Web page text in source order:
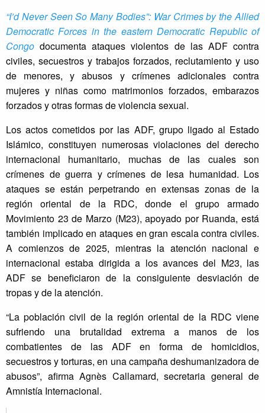
“I’d Never Seen So Many Bodies”: War Crimes by the Allied
Democratic Forces in the eastern Democratic Republic of
Congo documenta ataques violentos de las ADF contra
civiles, secuestros y trabajos forzados, reclutamiento y uso
de menores, y abusos y crímenes adicionales contra
mujeres y niñas como matrimonios forzados, embarazos
forzados y otras formas de violencia sexual.
Los actos cometidos por las ADF, grupo ligado al Estado
Islámico, constituyen numerosas violaciones del derecho
internacional humanitario, muchas de las cuales son
crímenes de guerra y crímenes de lesa humanidad. Los
ataques se están perpetrando en extensas zonas de la
región oriental de la RDC, donde el grupo armado
Movimiento 23 de Marzo (M23), apoyado por Ruanda, está
también implicado en ataques en gran escala contra civiles.
A comienzos de 2025, mientras la atención nacional e
internacional estaba dirigida a los avances del M23, las
ADF se beneficiaron de la consiguiente desviación de
tropas y de la atención.
“La población civil de la región oriental de la RDC viene
sufriendo una brutalidad extrema a manos de los
combatientes de las ADF en forma de homicidios,
secuestros y torturas, en una campaña deshumanizadora de
abusos”, afirma Agnès Callamard, secretaria general de
Amnistía Internacional.